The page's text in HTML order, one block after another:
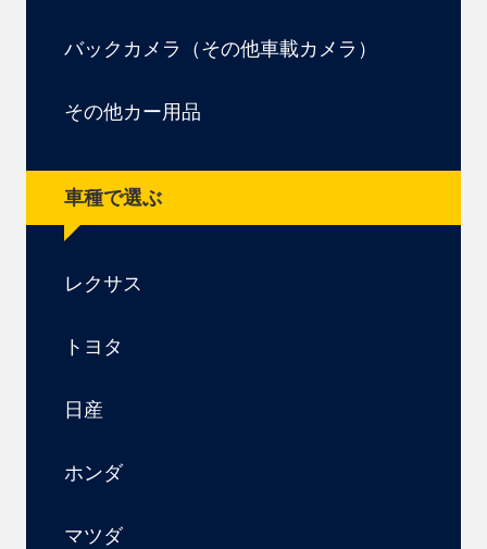
バックカメラ（その他車載カメラ）
その他カー用品
車種で選ぶ
レクサス
トヨタ
日産
ホンダ
マツダ